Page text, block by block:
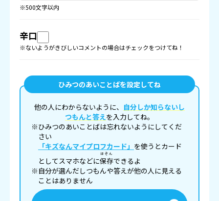
※500文字以内
辛口
※ないようがきびしいコメントの場合はチェックをつけてね！
ひみつのあいことばを設定してね
他の人にわからないように、 自分しか知らないし
つもんと答えを入力してね。
※ひみつのあいことばは忘れないようにしてくだ
さい
「キズなんマイプロフカード」 を使うとカード
としてスマホなどに保存
ほぞん
できるよ
※自分が選んだしつもんや答えが他の人に見える
ことはありません